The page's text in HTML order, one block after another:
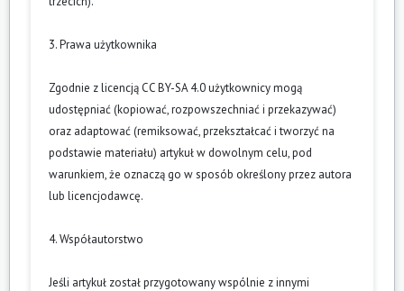
3. Prawa użytkownika
Zgodnie z licencją CC BY-SA 4.0 użytkownicy mogą
udostępniać (kopiować, rozpowszechniać i przekazywać)
oraz adaptować (remiksować, przekształcać i tworzyć na
podstawie materiału) artykuł w dowolnym celu, pod
warunkiem, że oznaczą go w sposób określony przez autora
lub licencjodawcę.
4. Współautorstwo
Jeśli artykuł został przygotowany wspólnie z innymi